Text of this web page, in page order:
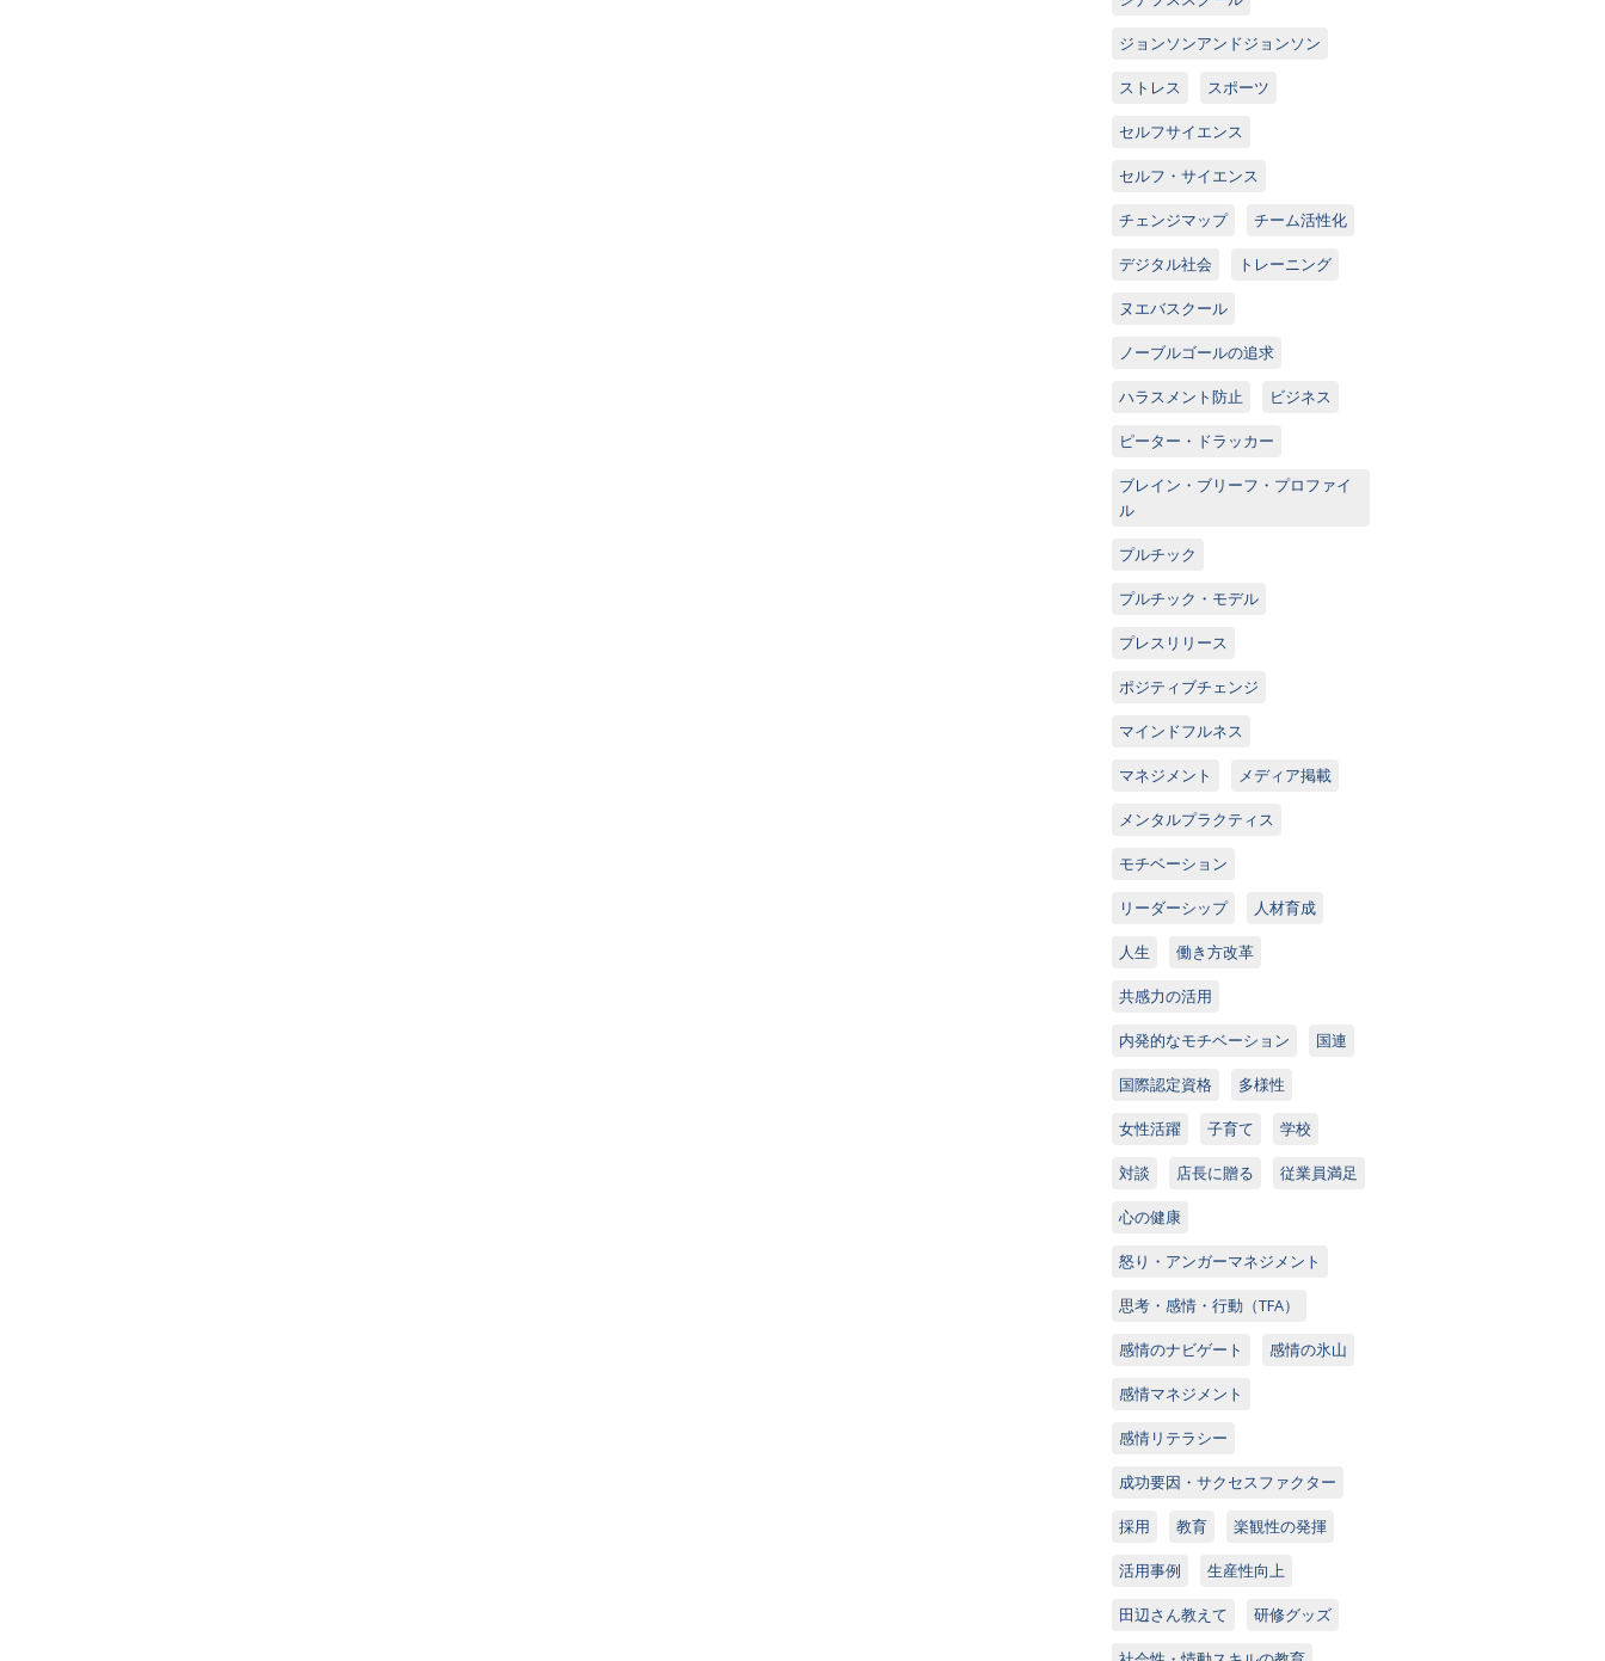
ジョンソンアンドジョンソン
ストレス スポーツ
セルフサイエンス
セルフ・サイエンス
チェンジマップ チーム活性化
デジタル社会 トレーニング
ヌエバスクール
ノーブルゴールの追求
ハラスメント防止 ビジネス
ピーター・ドラッカー
ブレイン・ブリーフ・プロファイ
ル
プルチック
プルチック・モデル
プレスリリース
ポジティブチェンジ
マインドフルネス
マネジメント メディア掲載
メンタルプラクティス
モチベーション
リーダーシップ 人材育成
人生 働き方改革
共感力の活用
内発的なモチベーション 国連
国際認定資格 多様性
女性活躍 子育て 学校
対談 店長に贈る 従業員満足
心の健康
怒り・アンガーマネジメント
思考・感情・行動（TFA）
感情のナビゲート 感情の氷山
感情マネジメント
感情リテラシー
成功要因・サクセスファクター
採用 教育 楽観性の発揮
活用事例 生産性向上
田辺さん教えて 研修グッズ